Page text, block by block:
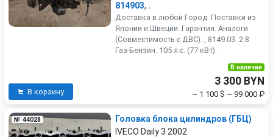
814903, .
Доставка в любой Город. Поставки из
Японии и Швеции. Гарантия. Аналоги
(Совместимость с ДВС): , 8149.03. 2.8
Газ-Бензин. 105 л.с. (77 кВт).
В корзину
В наличии
3 300 BYN
~ 1 100 $ ~ 99 000 ₽
№ 44028
Головка блока цилиндров (ГБЦ)
IVECO Daily 3 2002